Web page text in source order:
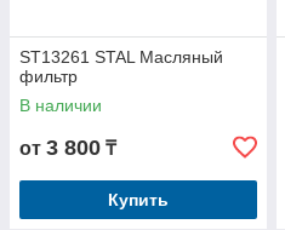
ST13261 STAL Масляный
фильтр
В наличии
от 3 800 ₸
Купить